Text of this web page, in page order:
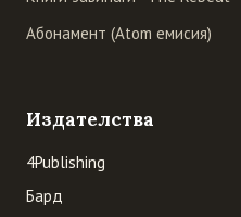
Абонамент (Atom емисия)
Издателства
4Publishing
Бард